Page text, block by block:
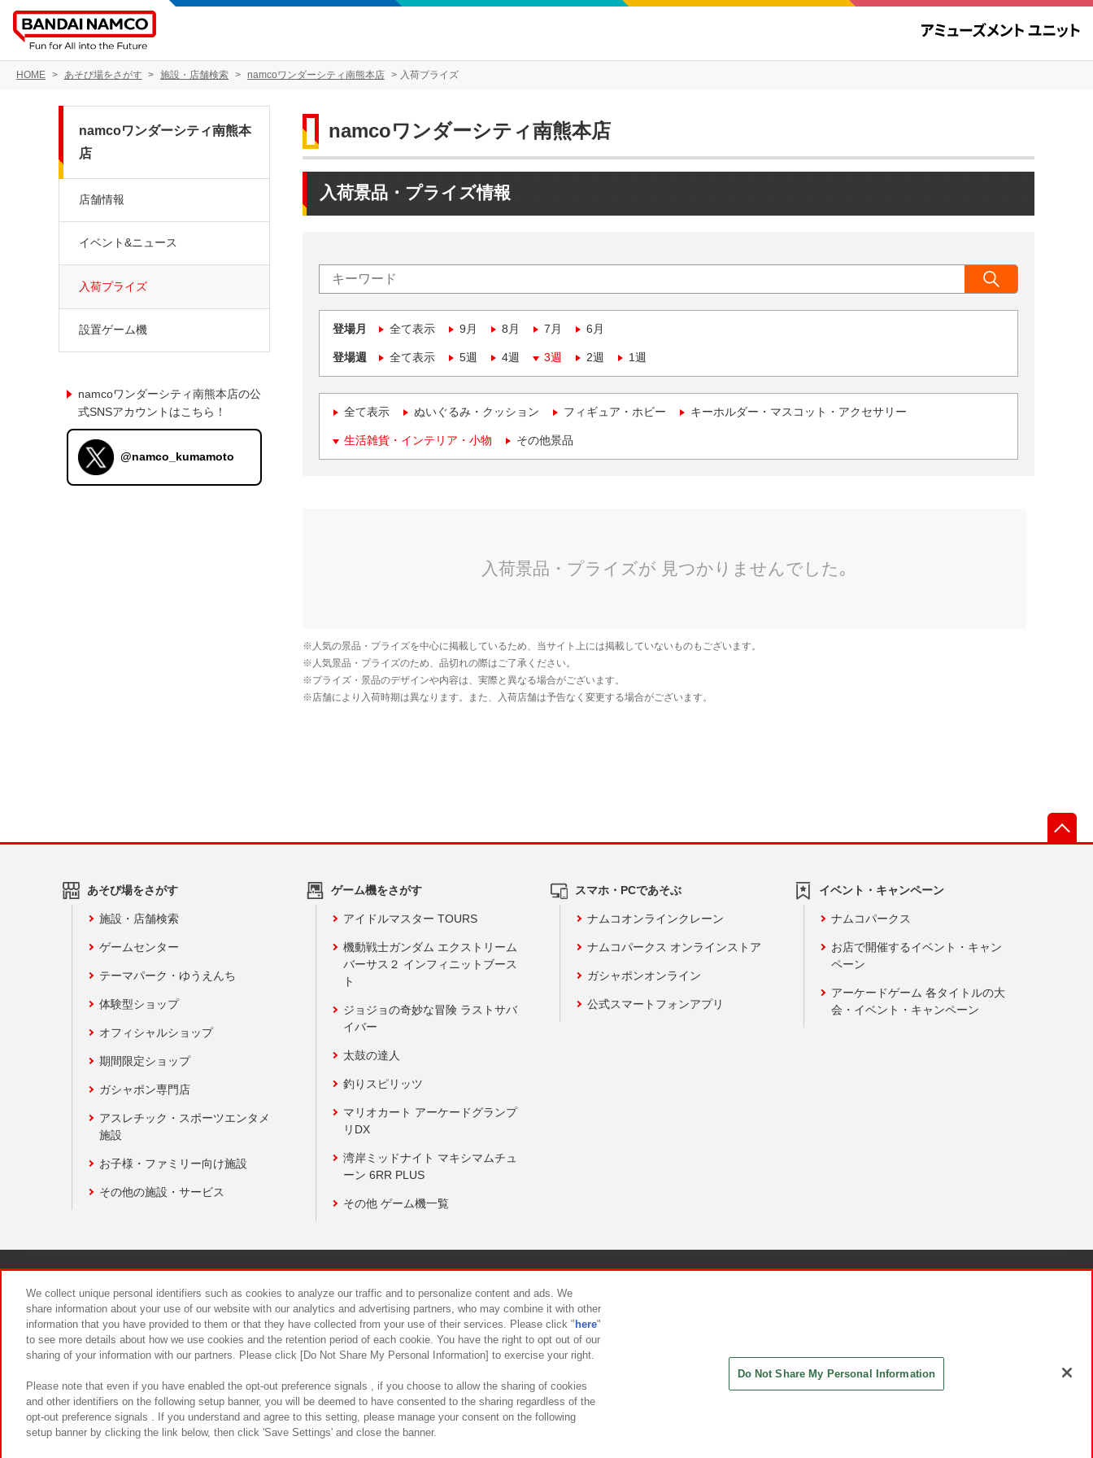
HOME あそび場をさがす 施設・店舗検索 namcoワンダーシティ南熊本店 入荷プライズ
namcoワンダーシティ南熊本店
入荷景品・プライズ情報
登場月 全て表示 9月 8月 7月 6月
登場週 全て表示 5週 4週 3週 2週 1週
全て表示 ぬいぐるみ・クッション フィギュア・ホビー キーホルダー・マスコット・アクセサリー
生活雑貨・インテリア・小物 その他景品
namcoワンダーシティ南熊本
店
店舗情報
イベント&ニュース
入荷プライズ
設置ゲーム機
namcoワンダーシティ南熊本店の公
式SNSアカウントはこちら！
@namco_kumamoto
あそび場をさがす
施設・店舗検索
ゲームセンター
テーマパーク・ゆうえんち
体験型ショップ
オフィシャルショップ
期間限定ショップ
ガシャポン専門店
アスレチック・スポーツエンタメ
施設
お子様・ファミリー向け施設
その他の施設・サービス
ゲーム機をさがす
アイドルマスター TOURS
機動戦士ガンダム エクストリーム
バーサス２ インフィニットブース
ト
ジョジョの奇妙な冒険 ラストサバ
イバー
太鼓の達人
釣りスピリッツ
マリオカート アーケードグランプ
リDX
湾岸ミッドナイト マキシマムチュ
ーン 6RR PLUS
その他 ゲーム機一覧
スマホ・PCであそぶ
ナムコオンラインクレーン
ナムコパークス オンラインストア
ガシャポンオンライン
公式スマートフォンアプリ
イベント・キャンペーン
ナムコパークス
お店で開催するイベント・キャン
ペーン
アーケードゲーム 各タイトルの大
会・イベント・キャンペーン
食品のご提供について カスタマーハラスメント対応方針
We collect unique personal identifiers such as cookies to analyze our traffic and to personalize content and ads. We
share information about your use of our website with our analytics and advertising partners, who may combine it with other
information that you have provided to them or that they have collected from your use of their services. Please click " here"
to see more details about how we use cookies and the retention period of each cookie. You have the right to opt out of our
sharing of your information with our partners. Please click [Do Not Share My Personal Information] to exercise your right.
Please note that even if you have enabled the opt-out preference signals , if you choose to allow the sharing of cookies
and other identifiers on the following setup banner, you will be deemed to have consented to the sharing regardless of the
opt-out preference signals . If you understand and agree to this setting, please manage your consent on the following
setup banner by clicking the link below, then click 'Save Settings' and close the banner.
Do Not Share My Personal Information